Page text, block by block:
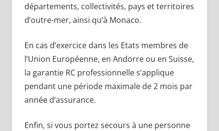
départements, collectivités, pays et territoires
d’outre-mer, ainsi qu’à Monaco.
En cas d’exercice dans les Etats membres de
l’Union Européenne, en Andorre ou en Suisse,
la garantie RC professionnelle s’applique
pendant une période maximale de 2 mois par
année d’assurance.
Enfin, si vous portez secours à une personne